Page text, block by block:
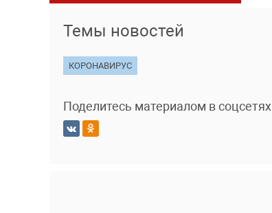
Темы новостей
КОРОНАВИРУС
Поделитесь материалом в соцсетях